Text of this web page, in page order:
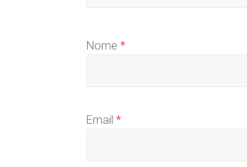
Nome *
Email *